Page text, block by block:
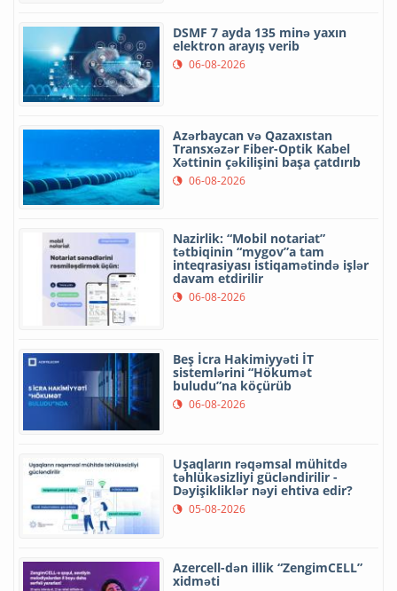
DSMF 7 ayda 135 minə yaxın
elektron arayış verib
06-08-2026
Azərbaycan və Qazaxıstan
Transxəzər Fiber-Optik Kabel
Xəttinin çəkilişini başa çatdırıb
06-08-2026
Nazirlik: “Mobil notariat”
tətbiqinin “mygov”a tam
inteqrasiyası istiqamətində işlər
davam etdirilir
06-08-2026
Beş İcra Hakimiyyəti İT
sistemlərini “Hökumət
buludu”na köçürüb
06-08-2026
Uşaqların rəqəmsal mühitdə
təhlükəsizliyi gücləndirilir -
Dəyişikliklər nəyi ehtiva edir?
05-08-2026
Azercell-dən illik “ZengimCELL”
xidməti